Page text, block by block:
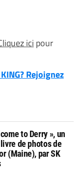
ici pour
KING? Rejoignez
to Derry », un
livre de photos de
(Maine), par SK